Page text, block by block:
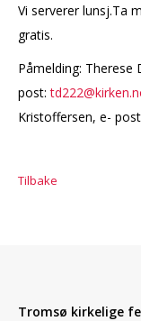
Vi serverer lunsj.Ta
gratis.
Påmelding: Therese
post:
Kristoffersen, e-
Tilbake
Tromsø kirkelige